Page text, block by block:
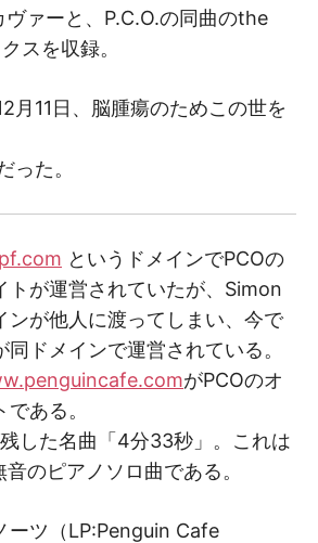
ヴァーと、P.C.O.の同曲のthe
スを収録。
月11日、脳腫瘍のためこの世を
った。
というドメインでPCOの
トが運営されていたが、Simon
ンが他人に渡ってしまい、今で
ドメインで運営されている。
がPCOのオ
ある。
した名曲「4分33秒」。これは
のピアノソロ曲である。
ーツ（LP:Penguin Cafe